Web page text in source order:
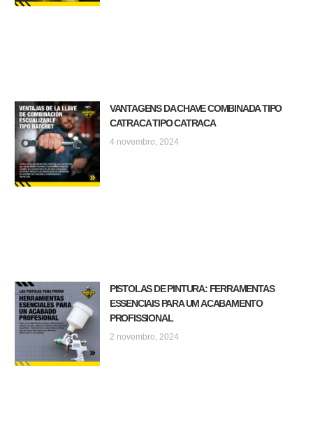
VANTAGENS DA CHAVE COMBINADA TIPO
CATRACA TIPO CATRACA
4 novembro, 2024
PISTOLAS DE PINTURA: FERRAMENTAS
ESSENCIAIS PARA UM ACABAMENTO
PROFISSIONAL
2 novembro, 2024